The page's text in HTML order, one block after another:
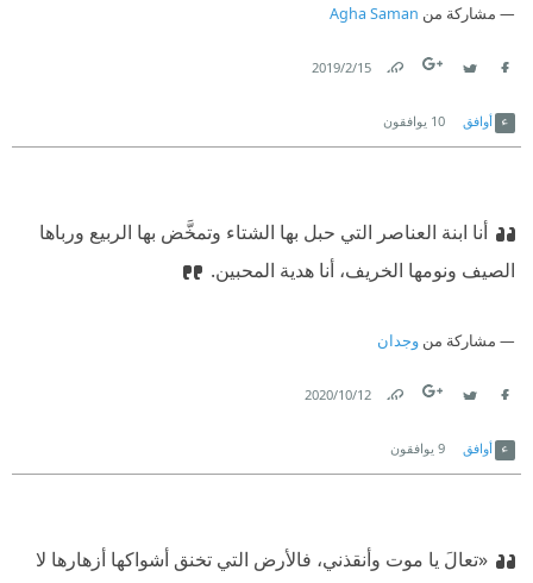
مشاركة من Agha Saman
15‏/2‏/2019
أوافق 10 يوافقون
أنا ابنة العناصر التي حبل بها الشتاء وتمخَّض بها الربيع ورباها
الصيف ونومها الخريف، أنا هدية المحبين.
مشاركة من وجدان
12‏/10‏/2020
أوافق 9 يوافقون
«تعالَ يا موت وأنقذني، فالأرض التي تخنق أشواكها أزهارها لا